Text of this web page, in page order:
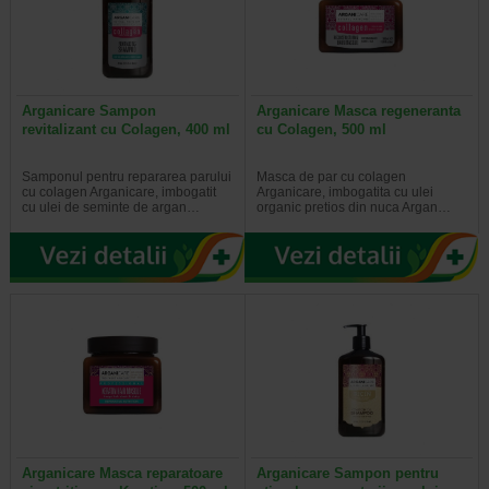
Arganicare Sampon
revitalizant cu Colagen, 400 ml
Samponul pentru repararea parului
cu colagen Arganicare, imbogatit
cu ulei de seminte de argan…
Arganicare Masca regeneranta
cu Colagen, 500 ml
Masca de par cu colagen
Arganicare, imbogatita cu ulei
organic pretios din nuca Argan…
Arganicare Masca reparatoare
Arganicare Sampon pentru